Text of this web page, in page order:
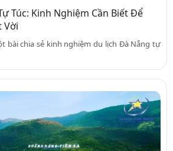
Túc: Kinh Nghiệm Cần Biết Để
Vời
bài chia sẻ kinh nghiệm du lịch Đà Nẵng tự